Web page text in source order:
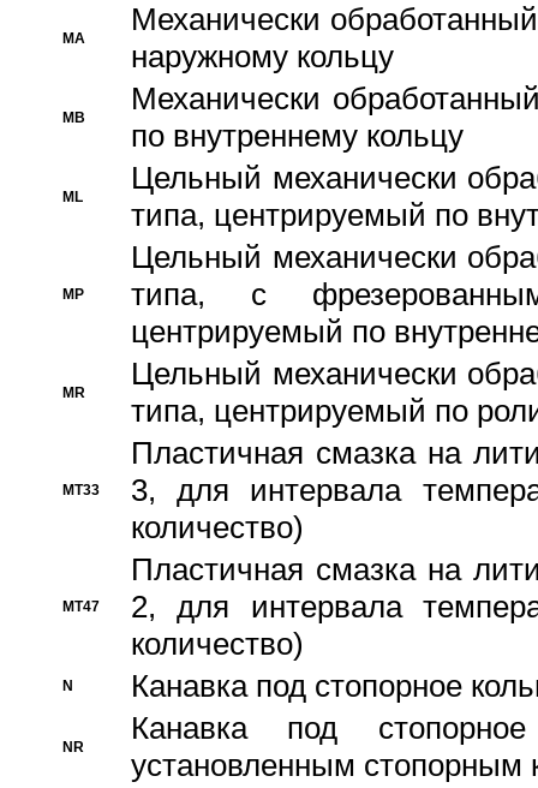
MA
Механически
наружному кольцу
MB
Механически
по внутреннему кольцу
ML
Цельный механически
типа, центрируемый по
MP
Цельный механически
типа, с
центрируемый по
MR
Цельный механически
типа, центрируемый по
MT33
Пластичная смазка на
3, для интервала
количество)
MT47
Пластичная смазка на
2, для интервала
количество)
N Канавка под стопорное
NR
Канавка под
установленным стопорным